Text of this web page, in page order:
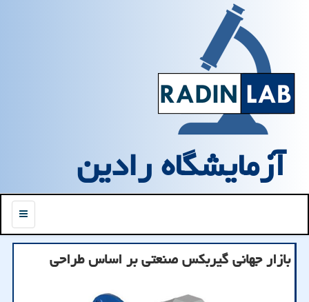
آزمایشگاه رادین
منو
بازار جهانی گیربکس صنعتی بر اساس طراحی